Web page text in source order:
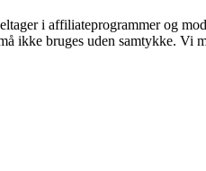
i affiliateprogrammer og
ikke bruges uden samtykke. Vi